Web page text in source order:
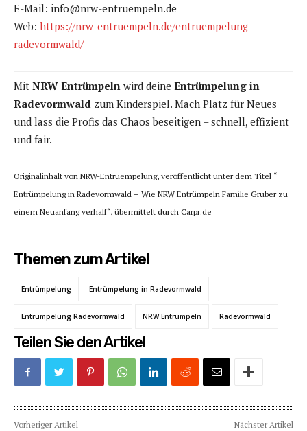
E-Mail: info@nrw-entruempeln.de
Web: https://nrw-entruempeln.de/entruempelung-
radevormwald/
Mit NRW Entrümpeln wird deine Entrümpelung in
Radevormwald zum Kinderspiel. Mach Platz für Neues
und lass die Profis das Chaos beseitigen – schnell, effizient
und fair.
Originalinhalt von NRW-Entruempelung, veröffentlicht unter dem Titel “
Entrümpelung in Radevormwald – Wie NRW Entrümpeln Familie Gruber zu
einem Neuanfang verhalf“, übermittelt durch Carpr.de
Themen zum Artikel
Entrümpelung Entrümpelung in Radevormwald
Entrümpelung Radevormwald NRW Entrümpeln Radevormwald
Teilen Sie den Artikel
Vorheriger Artikel Nächster Artikel